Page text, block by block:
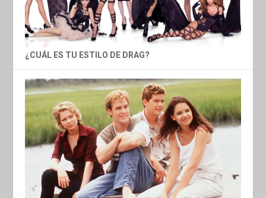
¿CUÁL ES TU ESTILO DE DRAG?